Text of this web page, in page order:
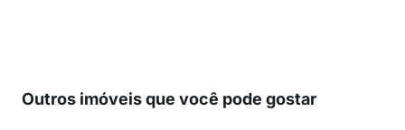
Outros imóveis que você pode gostar